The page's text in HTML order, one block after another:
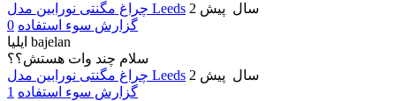
چراغ مگنتی نورابین مدل Leeds
2 سال پیش
گزارش سوء استفاده 0
ایلیا bajelan
سلام چند وات هستش؟؟
چراغ مگنتی نورابین مدل Leeds
2 سال پیش
گزارش سوء استفاده 1